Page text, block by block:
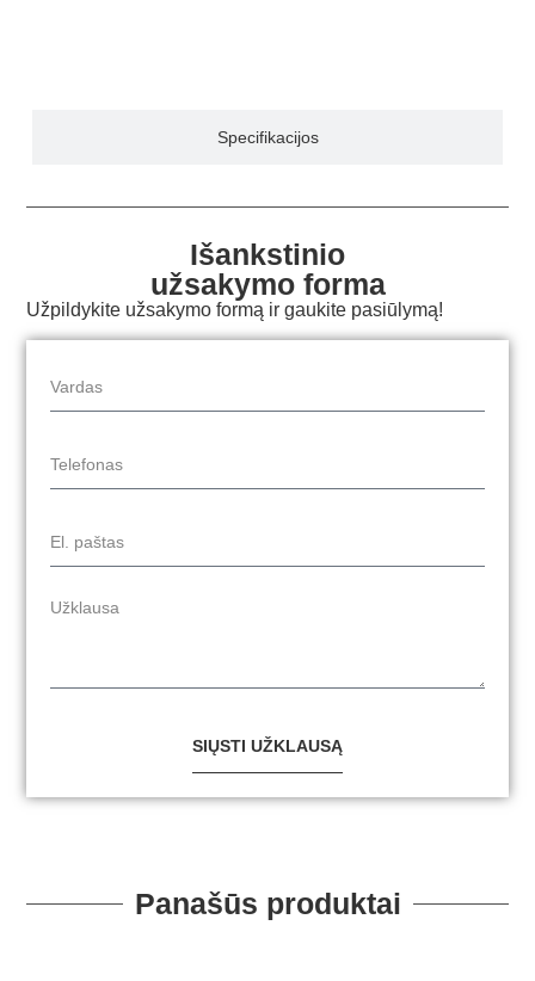
Specifikacijos
Išankstinio
užsakymo forma
Užpildykite užsakymo formą ir gaukite pasiūlymą!
SIŲSTI UŽKLAUSĄ
Panašūs produktai